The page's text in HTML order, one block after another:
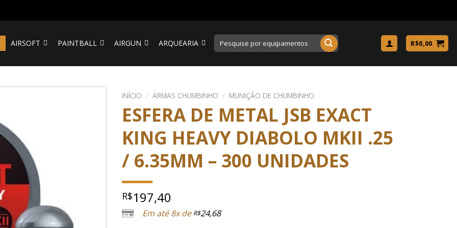
AIRSOFT PAINTBALL AIRGUN ARQUEARIA
Pesquisar
por:
R$0,00
INÍCIO / ARMAS CHUMBINHO / MUNIÇÃO DE CHUMBINHO
ESFERA DE METAL JSB EXACT
KING HEAVY DIABOLO MKII .25
/ 6.35MM – 300 UNIDADES
R$197,40
Em até 8x de R$24,68